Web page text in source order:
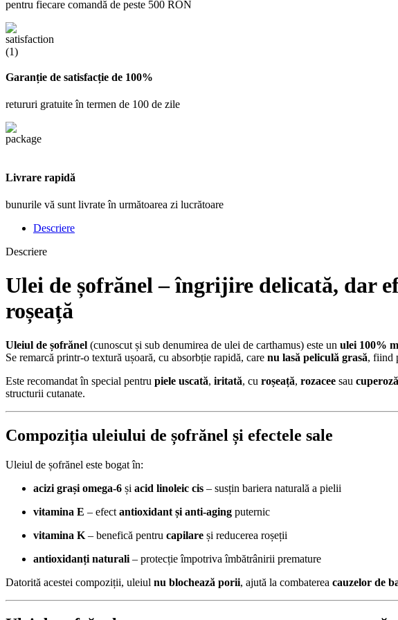
pentru fiecare comandă de peste 500 RON
Garanție de satisfacție de 100%
retururi gratuite în termen de 100 de zile
Livrare rapidă
bunurile vă sunt livrate în următoarea zi lucrătoare
Descriere
Descriere
Ulei de șofrănel– îngrijire delicată, dar
roșeață
Uleiul de șofrănel (cunoscut și sub denumirea de ulei de carthamus) este un ulei 100%
Se remarcă printr-o textură ușoară, cu absorbție rapidă, care nu lasă peliculă grasă, fiind
Este recomandat în special pentru piele uscată, iritată, cu roșeață, rozacee sau cuperoză
structurii cutanate.
Compoziția uleiului de șofrănel și efectele sale
Uleiul de șofrănel este bogat în:
acizi grași omega-6 și acid linoleic cis – susțin bariera naturală a pielii
vitamina E – efect antioxidant și anti-aging puternic
vitamina K – benefică pentru capilare și reducerea roșeții
antioxidanți naturali – protecție împotriva îmbătrânirii premature
Datorită acestei compoziții, uleiul nu blochează porii, ajută la combaterea cauzelor de